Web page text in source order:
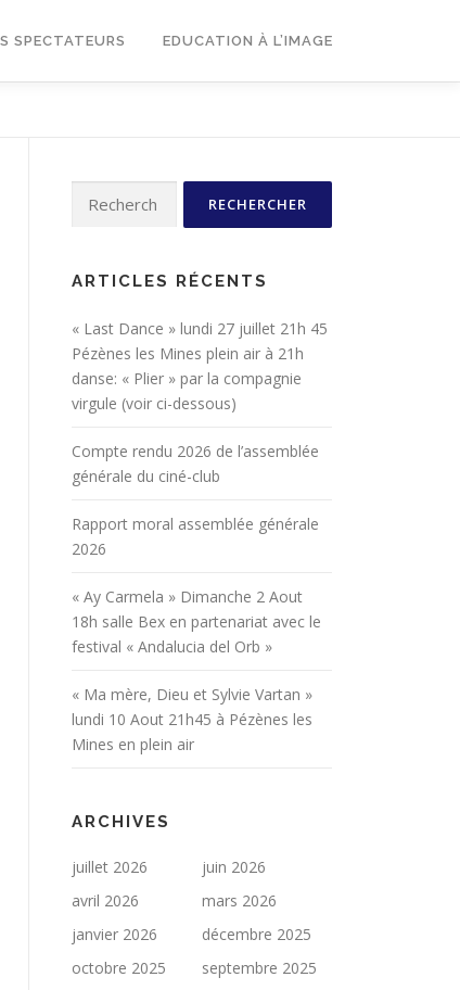
SPECTATEURS EDUCATION À L’IMAGE
ARTICLES RÉCENTS
« Last Dance » lundi 27 juillet 21h 45
Pézènes les Mines plein air à 21h
danse: « Plier » par la compagnie
virgule (voir ci-dessous)
Compte rendu 2026 de l’assemblée
générale du ciné-club
Rapport moral assemblée générale
2026
« Ay Carmela » Dimanche 2 Aout
18h salle Bex en partenariat avec le
festival « Andalucia del Orb »
« Ma mère, Dieu et Sylvie Vartan »
lundi 10 Aout 21h45 à Pézènes les
Mines en plein air
ARCHIVES
juillet 2026
juin 2026
avril 2026
mars 2026
janvier 2026
décembre 2025
octobre 2025
septembre 2025